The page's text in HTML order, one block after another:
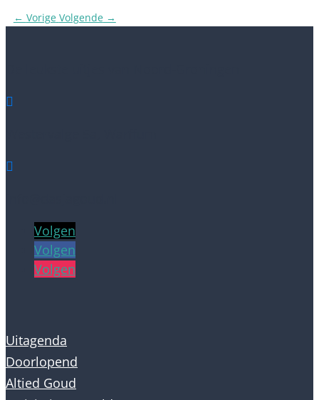
← Vorige Volgende→


Volgen
Volgen
Volgen
Uitagenda
Doorlopend
Altied Goud